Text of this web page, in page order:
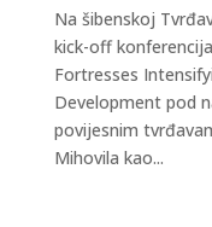
Na šibenskoj
kick-off
Fortresses
Development pod
povijesnim
Mihovila kao...